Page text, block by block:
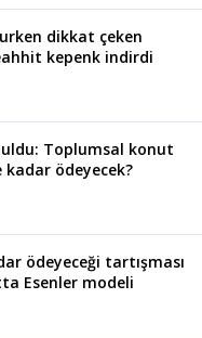
dikkat çeken
kepenk indirdi
Toplumsal konut
ödeyecek?
ödeyeceği tartışması
Esenler modeli